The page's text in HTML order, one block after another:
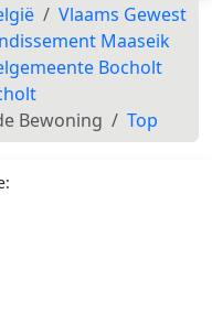
Vlaams Gewest
Maaseik
Bocholt
Bewoning
Top